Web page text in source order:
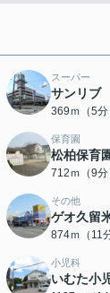
スーパー
サンリブ
369ｍ（5分
保育園
松柏保育
712ｍ（9分
その他
ゲオ久留
874ｍ（11
小児科
いむた小